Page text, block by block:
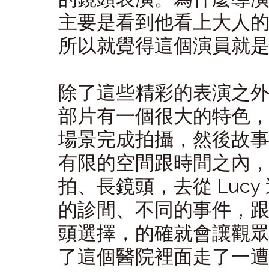
主要是看到他看上大人
所以就覺得這個演員就
除了這些精彩的表演之
部片有一個很大的特色
場景完成拍攝，然後故
有限的空間跟時間之內
拍、長鏡頭，去從 Lucy
的診間、不同的事件，
頭選擇，的確就會讓觀
了這個醫院裡面走了一